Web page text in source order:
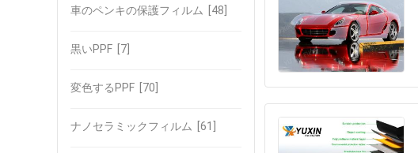
車のペンキの保護フィルム [48]
黒いPPF [7]
変色するPPF [70]
ナノセラミックフィルム [61]